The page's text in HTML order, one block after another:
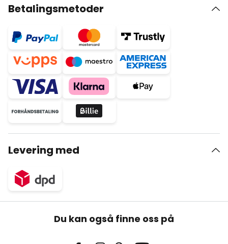
Betalingsmetoder
Levering med
Du kan også finne oss på